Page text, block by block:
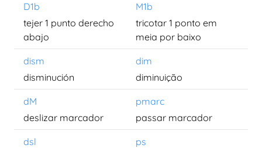
D1b
M1b
tejer 1 punto derecho
abajo
tricotar 1 ponto em
meia por baixo
dism
dim
disminución
diminuição
dM
pmarc
deslizar marcador
passar marcador
dsl
ps